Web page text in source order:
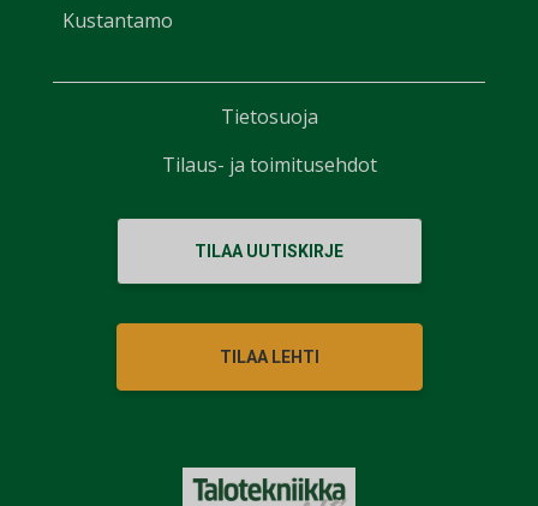
Kustantamo
TILAA UUTISKIRJE
TILAA LEHTI
Tietosuoja
Tilaus- ja toimitusehdot